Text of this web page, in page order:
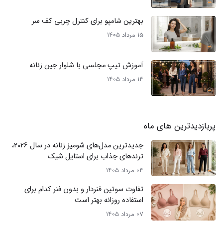
بهترین شامپو برای کنترل چربی کف سر
15 مرداد 1405
آموزش تیپ مجلسی با شلوار جین زنانه
14 مرداد 1405
پربازدیدترین های ماه
جدیدترین مدل‌های شومیز زنانه در سال 2026،
ترندهای جذاب برای استایل شیک
04 مرداد 1405
تفاوت سوتین فنردار و بدون فنر کدام برای
استفاده روزانه بهتر است
07 مرداد 1405